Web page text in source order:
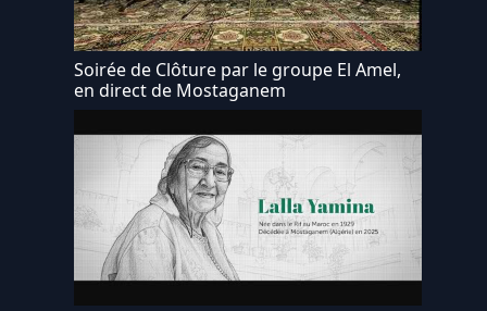
Soirée de Clôture par le groupe El Amel,
en direct de Mostaganem